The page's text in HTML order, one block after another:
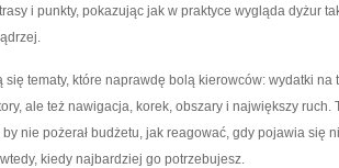
i punkty, pokazując jak w praktyce wygląda dyżur
się tematy, które naprawdę bolą kierowców: wydatki
ale też nawigacja, korek, obszary i największy
nie pożerał budżetu, jak reagować, gdy pojawia się
kiedy najbardziej go potrzebujesz.